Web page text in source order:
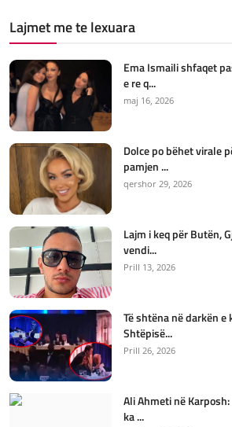
Lajmet me te lexuara
Ema Ismaili shfaqet
e re q...
maj 16, 2026
Dolce po bëhet virale
pamjen ...
qershor 29, 2026
Lajm i keq për Butën,
vendi...
Prill 13, 2026
Të shtëna në darkën
Shtëpisë...
Prill 26, 2026
Ali Ahmeti në
ka ...